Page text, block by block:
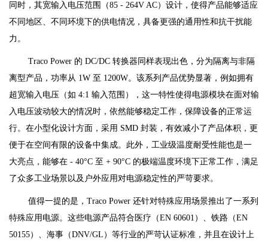
同时，其宽输入电压范围（85 - 264V AC）设计，使得产品能够适应
不同地区、不同环境下的供电情况，具备更强的通用性和抗干扰能
力。
Traco Power 的 DC/DC 转换器同样表现出色，分为隔离与非隔
离型产品，功率从 1W 至 1200W。该系列产品优势显著，例如拥有
超宽输入电压（如 4:1 输入范围），这一特性使得电源模块在面对输
入电压波动较大的情况时，依然能够稳定工作，保障设备的正常运
行。在小型化设计方面，采用 SMD 封装，有效减小了产品体积，更
便于在空间有限的设备中集成。此外，工业级温度耐受性能也是一
大亮点，能够在 - 40°C 至 + 90°C 的极端温度环境下正常工作，满足
了众多工业场景以及户外应用对电源稳定性的严苛要求。
值得一提的是，Traco Power 还针对特殊应用场景推出了一系列
特殊应用电源。这些电源产品符合医疗（EN 60601）、铁路（EN
50155）、海事（DNV/GL）等行业的严苛认证标准，并且在设计上